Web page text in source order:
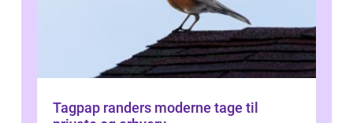
Tagpap randers moderne tage til